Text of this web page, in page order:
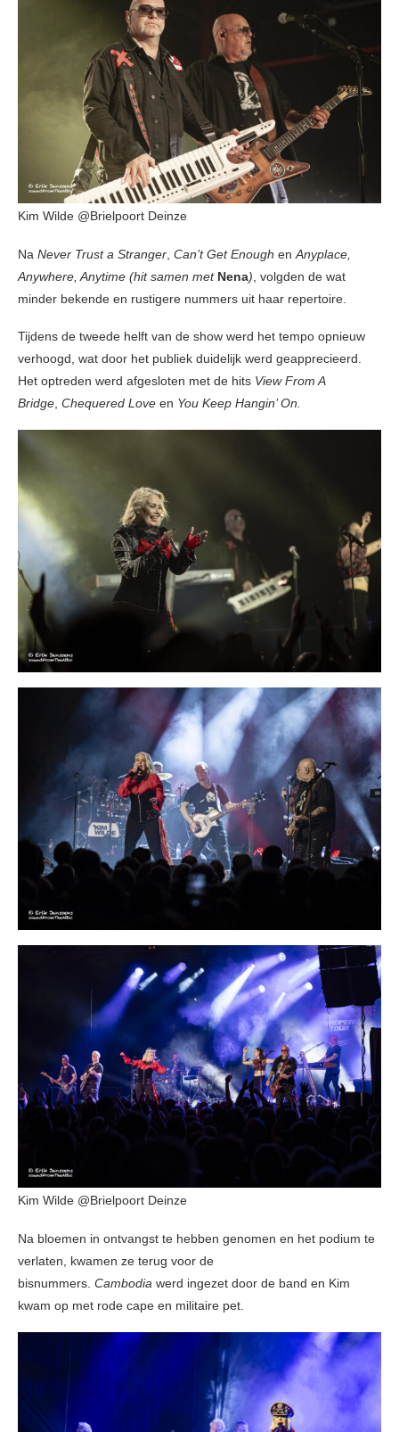
Kim Wilde @Brielpoort Deinze
Na Never Trust a Stranger Can’t Get Enough en Anyplace,
Anywhere, Anytime (hit samen met Nena) , volgden de wat
minder bekende en rustigere nummers uit haar repertoire.
Tijdens de tweede helft van de show werd het tempo opnieuw
verhoogd, wat door het publiek duidelijk werd geapprecieerd.
Het optreden werd afgesloten met de hits View From A
Bridge Chequered Love en You Keep Hangin’ On.
Kim Wilde @Brielpoort Deinze
Na bloemen in ontvangst te hebben genomen en het podium te
verlaten, kwamen ze terug voor de
bisnummers. Cambodia werd ingezet door de band en Kim
kwam op met rode cape en militaire pet.